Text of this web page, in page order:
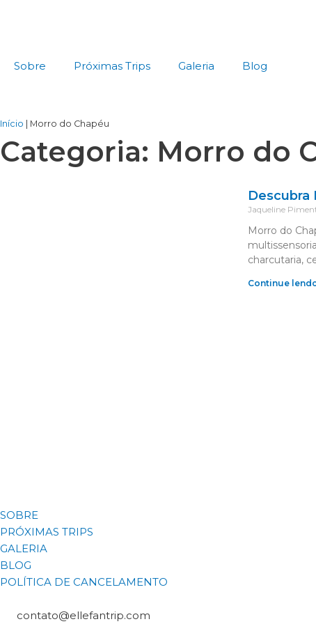
Sobre Próximas Trips Galeria Blog
Início Morro do Chapéu
Categoria: Morro do
Descubra
Jaqueline
Morro do
charcutaria,
Continue
SOBRE
PRÓXIMAS TRIPS
GALERIA
BLOG
POLÍTICA DE CANCELAMENTO
contato@ellefantrip.com